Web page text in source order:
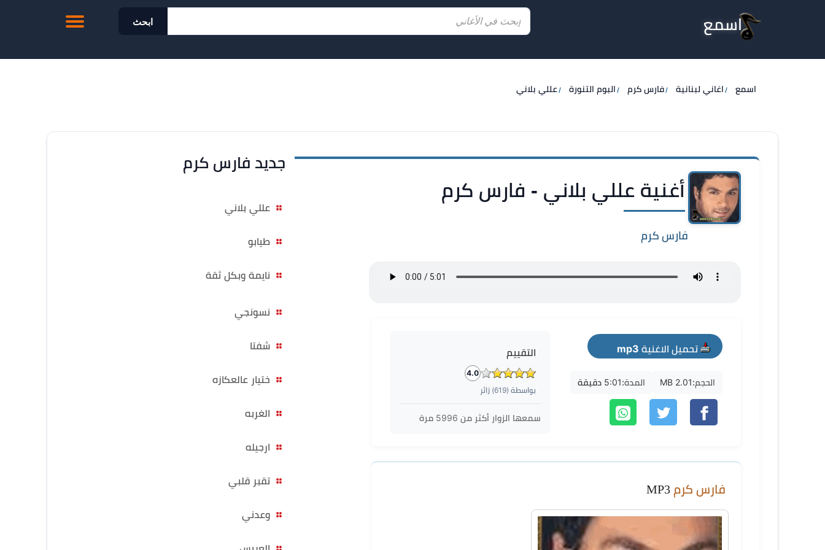
اسمع ابحث
اسمع اغاني لبنانية فارس كرم البوم التنورة عللي بلاني
أغنية عللي بلاني - فارس كرم
فارس كرم
تحميل الاغنية mp3
الحجم:2.01 MB المدة:5:01 دقيقة
التقييم
4.0
بواسطة (619) زائر
سمعها الزوار أكثر من 5996 مرة
فارس كرم
جديد فارس كرم
عللي بلاني
طيابو
نايمة وبكل ثقة
نسونجي
شفتا
ختيار عالعكازه
الغربه
ارجيله
تقبر قلبي
وعدني